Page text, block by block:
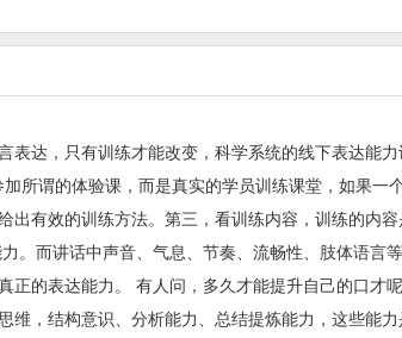
达，只有训练才能改变，科学系统的线下表达能
所谓的体验课，而是真实的学员训练课堂，如果
有效的训练方法。第三，看训练内容，训练的内
。而讲话中声音、气息、节奏、流畅性、肢体语言
的表达能力。 有人问，多久才能提升自己的口才
，结构意识、分析能力、总结提炼能力，这些能